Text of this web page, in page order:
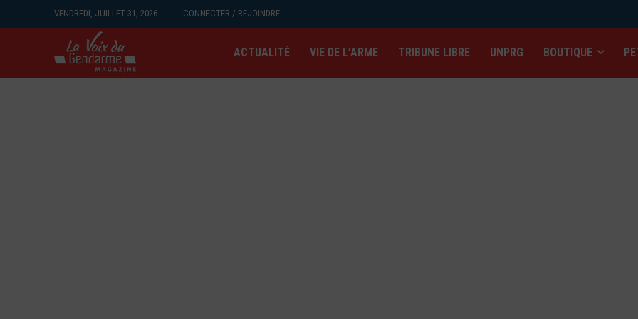
VENDREDI, JUILLET 31, 2026 CONNECTER / REJOINDRE
ACTUALITÉ VIE DE L’ARME TRIBUNE LIBRE UNPRG BOUTIQUE